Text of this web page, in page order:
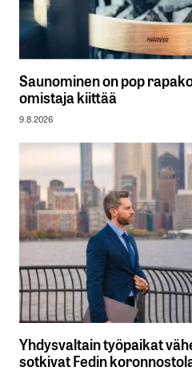
Saunominen on pop
omistaja kiittää
9.8.2026
Yhdysvaltain työpaikat
sotkivat Fedin